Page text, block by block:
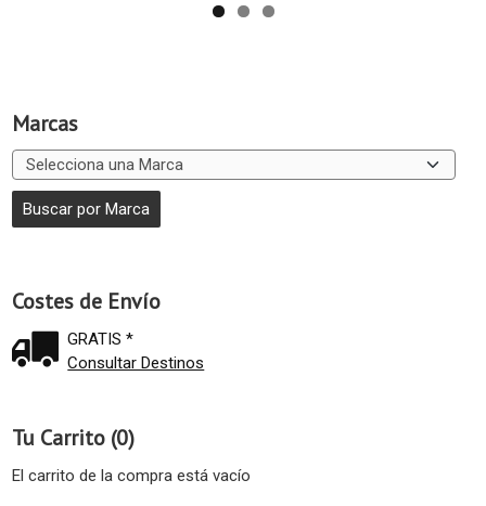
Marcas
Costes de Envío
GRATIS *
Consultar Destinos
Tu Carrito (0)
El carrito de la compra está vacío